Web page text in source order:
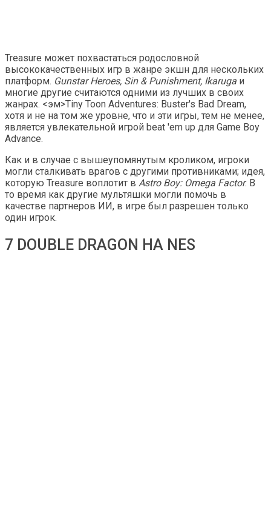
Treasure может похвастаться родословной
высококачественных игр в жанре экшн для нескольких
платформ. Gunstar Heroes, Sin & Punishment, Ikaruga и
многие другие считаются одними из лучших в своих
жанрах. <эм>Tiny Toon Adventures: Buster's Bad Dream,
хотя и не на том же уровне, что и эти игры, тем не менее,
является увлекательной игрой beat 'em up для Game Boy
Advance.
Как и в случае с вышеупомянутым кроликом, игроки
могли сталкивать врагов с другими противниками; идея,
которую Treasure воплотит в Astro Boy: Omega Factor. В
то время как другие мультяшки могли помочь в
качестве партнеров ИИ, в игре был разрешен только
один игрок.
7 DOUBLE DRAGON НА NES